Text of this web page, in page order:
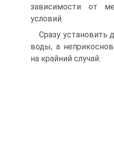
зависимости от
условий.
Сразу установить
воды, а
на крайний случай.